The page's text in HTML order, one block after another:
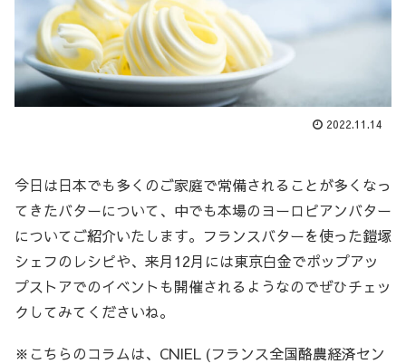
2022.11.14
今日は日本でも多くのご家庭で常備されることが多くなっ
てきたバターについて、中でも本場のヨーロピアンバター
についてご紹介いたします。フランスバターを使った鎧塚
シェフのレシピや、来月12月には東京白金でポップアッ
プストアでのイベントも開催されるようなのでぜひチェッ
クしてみてくださいね。
※こちらのコラムは、CNIEL (フランス全国酪農経済セン